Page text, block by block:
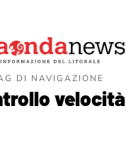
DI NAVIGAZIONE
velocità